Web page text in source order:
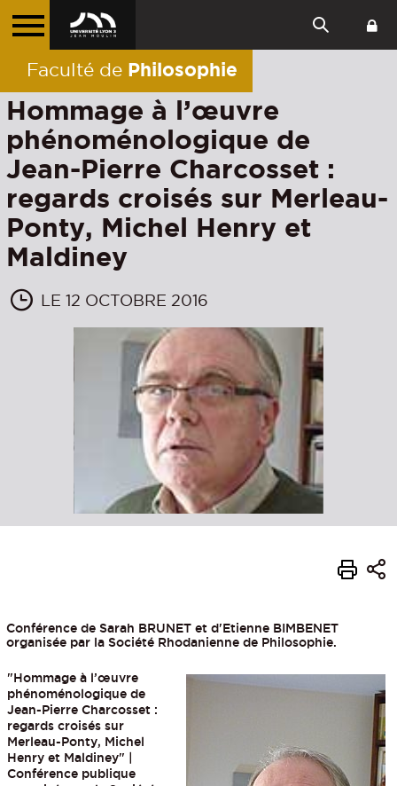
Faculté de Philosophie
Hommage à l’œuvre
phénoménologique de
Jean-Pierre Charcosset :
regards croisés sur Merleau-
Ponty, Michel Henry et
Maldiney
LE 12 OCTOBRE 2016
Conférence de Sarah BRUNET et d'Etienne BIMBENET
organisée par la Société Rhodanienne de Philosophie.
"Hommage à l’œuvre
phénoménologique de
Jean-Pierre Charcosset :
regards croisés sur
Merleau-Ponty, Michel
Henry et Maldiney" |
Conférence publique